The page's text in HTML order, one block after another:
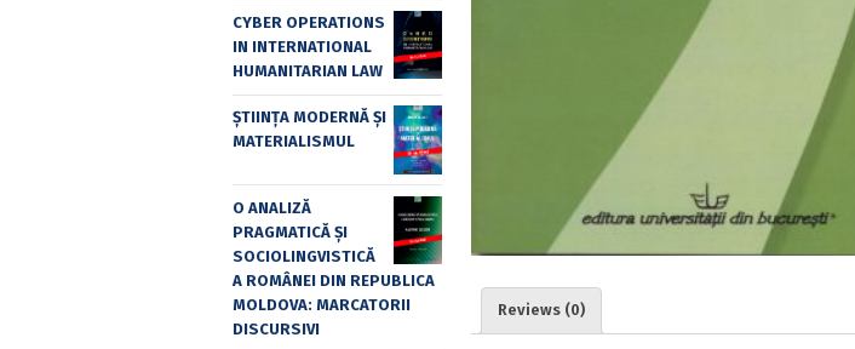
Reviews (0)
CYBER OPERATIONS
IN INTERNATIONAL
HUMANITARIAN LAW
ȘTIINȚA MODERNĂ ȘI
MATERIALISMUL
O ANALIZĂ
PRAGMATICĂ ȘI
SOCIOLINGVISTICĂ
A ROMÂNEI DIN REPUBLICA
MOLDOVA: MARCATORII
DISCURSIVI